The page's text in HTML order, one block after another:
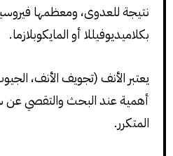
نتيجة للعدوى، ومعظمها
بكلاميديوفيللا أو المايكوبلازما.
يعتبر الأنف (تجويف الأنف،
أهمية عند البحث والتقصي
المتكرر.